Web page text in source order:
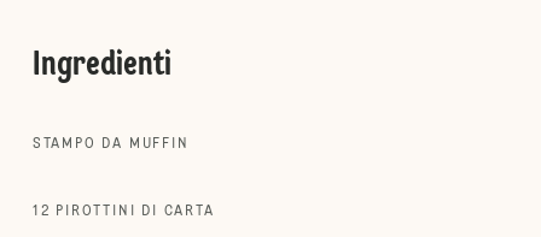
Ingredienti
STAMPO DA MUFFIN
12 PIROTTINI DI CARTA